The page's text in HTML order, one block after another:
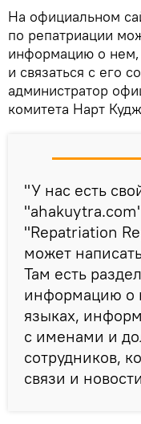
На официальном
по репатриации
информацию о нем,
и связаться с его
администратор
комитета Нарт
"У нас есть
"Repatriation
может
Там есть
информацию о
языках,
с именами и
сотрудников,
связи и